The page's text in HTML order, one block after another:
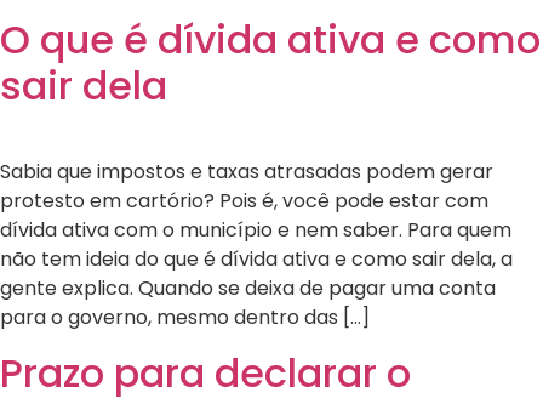
O que é dívida ativa e como
sair dela
Sabia que impostos e taxas atrasadas podem gerar
protesto em cartório? Pois é, você pode estar com
dívida ativa com o município e nem saber. Para quem
não tem ideia do que é dívida ativa e como sair dela, a
gente explica. Quando se deixa de pagar uma conta
para o governo, mesmo dentro das […]
Prazo para declarar o